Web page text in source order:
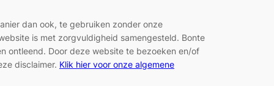
dan ook, te gebruiken zonder onze
is met zorgvuldigheid samengesteld. Bonte
ontleend. Door deze website te bezoeken en/of
disclaimer. Klik hier voor onze algemene